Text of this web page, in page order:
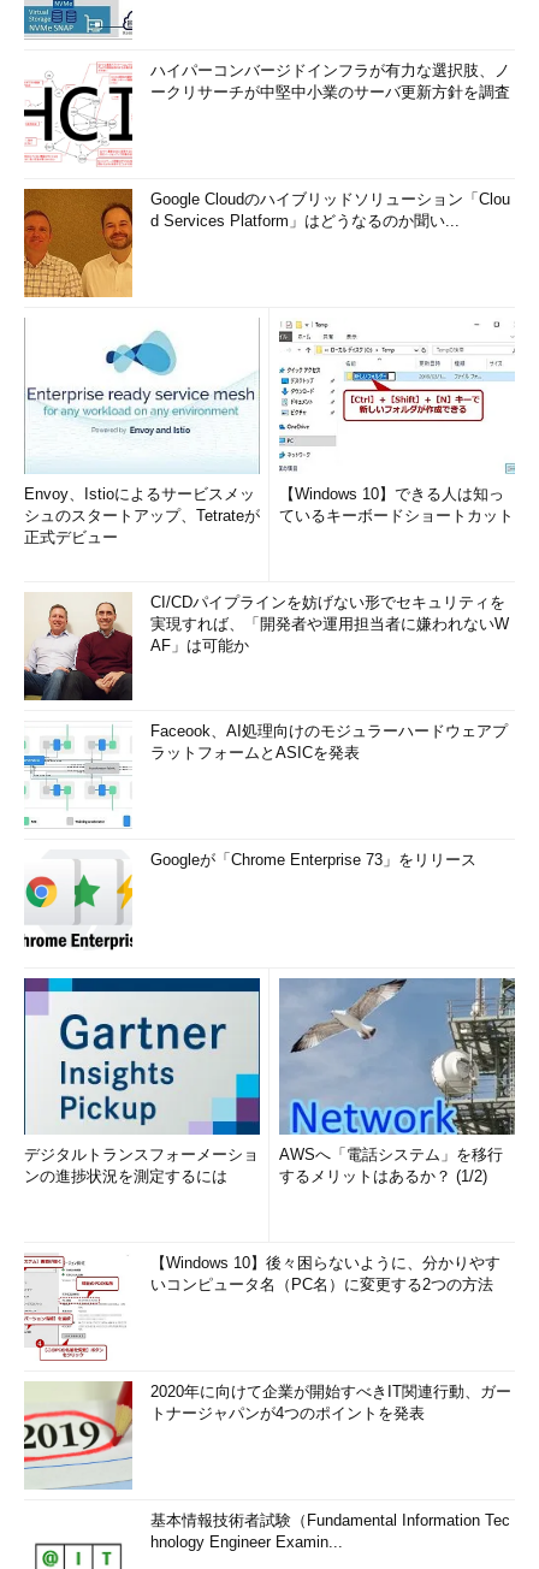
ハイパーコンバージドインフラが有力な選択肢、ノ
ークリサーチが中堅中小業のサーバ更新方針を調査
Google Cloudのハイブリッドソリューション「Clou
d Services Platform」はどうなるのか聞い...
Envoy、Istioによるサービスメッ
シュのスタートアップ、Tetrateが
正式デビュー
【Windows 10】できる人は知っ
ているキーボードショートカット
CI/CDパイプラインを妨げない形でセキュリティを
実現すれば、「開発者や運用担当者に嫌われないW
AF」は可能か
Faceook、AI処理向けのモジュラーハードウェアプ
ラットフォームとASICを発表
Googleが「Chrome Enterprise 73」をリリース
デジタルトランスフォーメーショ
ンの進捗状況を測定するには
AWSへ「電話システム」を移行
するメリットはあるか？ (1/2)
【Windows 10】後々困らないように、分かりやす
いコンピュータ名（PC名）に変更する2つの方法
2020年に向けて企業が開始すべきIT関連行動、ガー
トナージャパンが4つのポイントを発表
基本情報技術者試験（Fundamental Information Tec
hnology Engineer Examin...